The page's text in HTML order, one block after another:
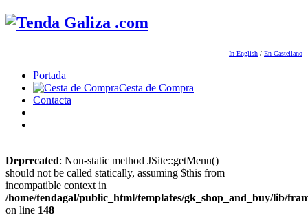
In English / En Castellano
Portada
Cesta de Compra
Contacta
Deprecated: Non-static method JSite::getMenu()
should not be called statically, assuming $this from
incompatible context in
/home/tendagal/public_html/templates/gk_shop_and_buy/lib/
on line 148